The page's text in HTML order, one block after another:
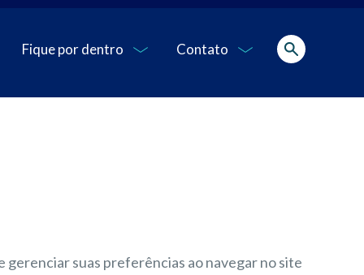
Fique por dentro Contato
gerenciar suas preferências ao navegar no site